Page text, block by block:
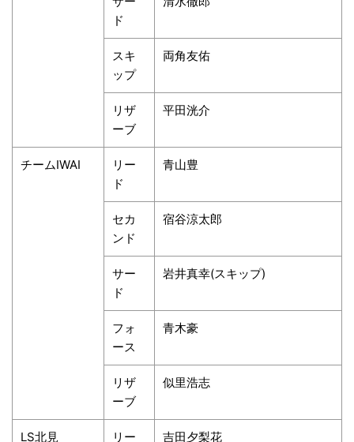
ド
スキ
ップ
両角友佑
リザ
ーブ
平田洸介
チームIWAI
リー
ド
青山豊
セカ
ンド
宿谷涼太郎
サー
ド
岩井真幸(スキップ)
フォ
ース
青木豪
リザ
ーブ
似里浩志
LS北見
リー
吉田夕梨花